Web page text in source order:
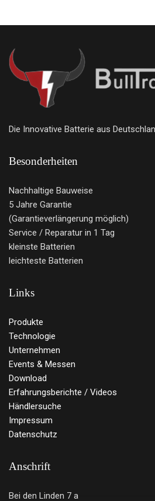
Die Innovative Batterie aus
Besonderheiten
Nachhaltige Bauweise
5 Jahre Garantie
(Garantieverlängerung möglich)
Service / Reparatur in 1 Tag
kleinste Batterien
leichteste Batterien
Links
Produkte
Technologie
Unternehmen
Events & Messen
Download
Erfahrungsberichte / Videos
Händlersuche
Impressum
Datenschutz
Anschrift
Bei den Linden 7 a